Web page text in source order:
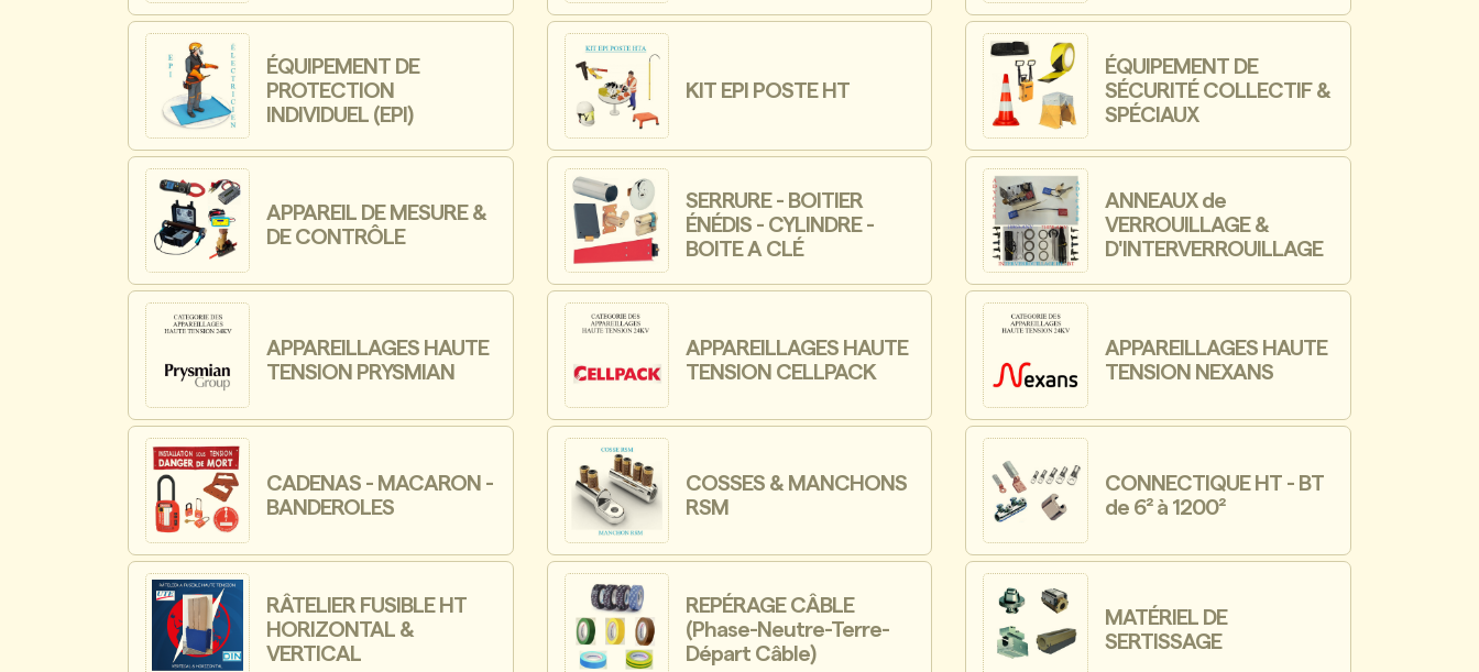
ÉQUIPEMENT DE
PROTECTION
INDIVIDUEL (EPI)
KIT EPI POSTE HT
ÉQUIPEMENT DE
SÉCURITÉ COLLECTIF &
SPÉCIAUX
APPAREIL DE MESURE &
DE CONTRÔLE
SERRURE - BOITIER
ÉNÉDIS - CYLINDRE -
BOITE A CLÉ
ANNEAUX de
VERROUILLAGE &
D'INTERVERROUILLAGE
APPAREILLAGES HAUTE
TENSION PRYSMIAN
APPAREILLAGES HAUTE
TENSION CELLPACK
APPAREILLAGES HAUTE
TENSION NEXANS
CADENAS - MACARON -
BANDEROLES
COSSES & MANCHONS
RSM
CONNECTIQUE HT - BT
de 6² à 1200²
RÂTELIER FUSIBLE HT
HORIZONTAL &
VERTICAL
REPÉRAGE CÂBLE
(Phase-Neutre-Terre-
Départ Câble)
MATÉRIEL DE
SERTISSAGE